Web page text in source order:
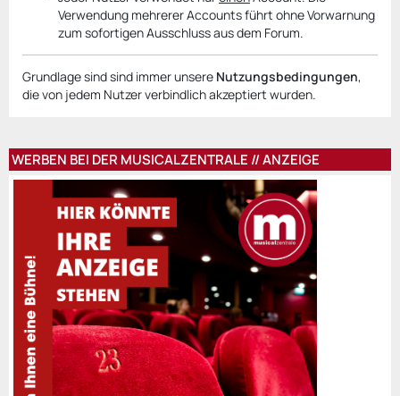
Verwendung mehrerer Accounts führt ohne Vorwarnung
zum sofortigen Ausschluss aus dem Forum.
Grundlage sind sind immer unsere Nutzungsbedingungen,
die von jedem Nutzer verbindlich akzeptiert wurden.
WERBEN BEI DER MUSICALZENTRALE // ANZEIGE